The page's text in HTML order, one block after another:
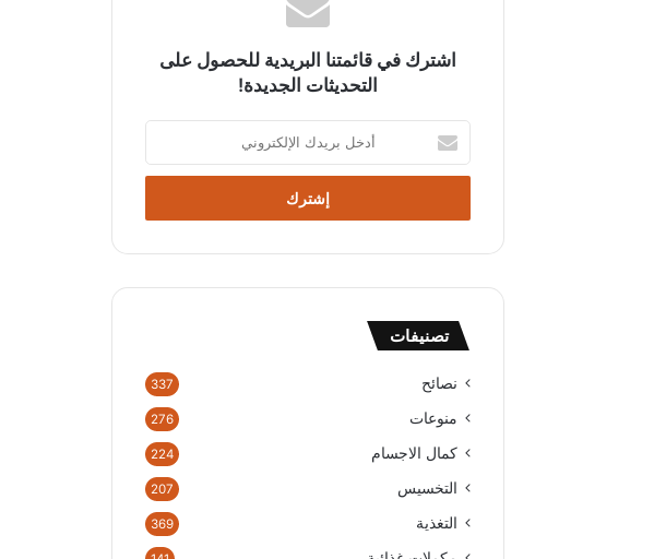
اشترك في قائمتنا البريدية للحصول على
التحديثات الجديدة!
خ
ب
د
إ
ت
و
ن
تصنيفات
نصائح 337
منوعات 276
كمال الاجسام 224
التخسيس 207
التغذية 369